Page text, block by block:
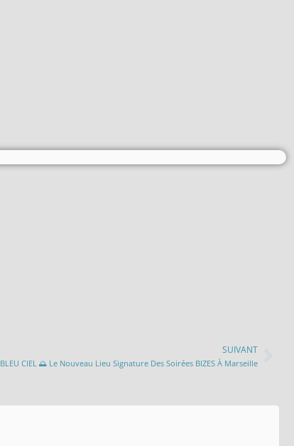
SUIVANT
BLEU CIEL 🌅 Le Nouveau Lieu Signature Des Soirées BIZES À Marseille